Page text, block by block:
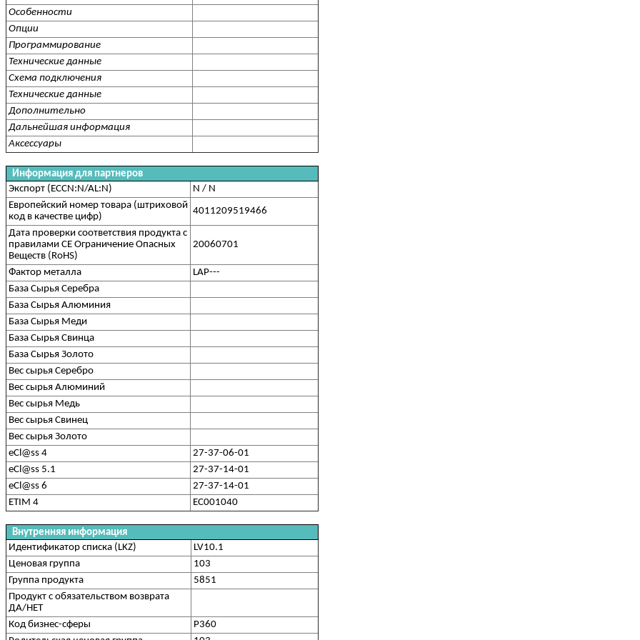
Особенности
Опции
Программирование
Технические данные
Схема подключения
Технические данные
Дополнительно
Дальнейшая информация
Аксессуары
Информация для партнеров
Экспорт (ECCN:N/AL:N)
N / N
Европейский номер товара (штриховой
код в качестве цифр)
4011209519466
Дата проверки соответствия продукта с
правилами CE Ограничение Опасных
Веществ (RoHS)
20060701
Фактор металла
LAP---
База Сырья Серебра
База Сырья Алюминия
База Сырья Меди
База Сырья Свинца
База Сырья Золото
Вес сырья Серебро
Вес сырья Алюминий
Вес сырья Медь
Вес сырья Свинец
Вес сырья Золото
eCl@ss 4
27-37-06-01
eCl@ss 5.1
27-37-14-01
eCl@ss 6
27-37-14-01
ETIM 4
EC001040
Внутренняя информация
Идентификатор списка (LKZ)
LV10.1
Ценовая группа
103
Группа продукта
5851
Продукт с обязательством возврата
ДА/НЕТ
Код бизнес-сферы
P360